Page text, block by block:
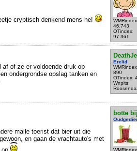
46.743
OTindex:
97.361
cryptisch denkend mens he!
Erelid
890
OTindex:
Wnplts:
af of ze er voldoende druk op
ondergrondse opslag tanken en
botte
malle toerist dat bier uit die
en gaan de vrachtauto's met